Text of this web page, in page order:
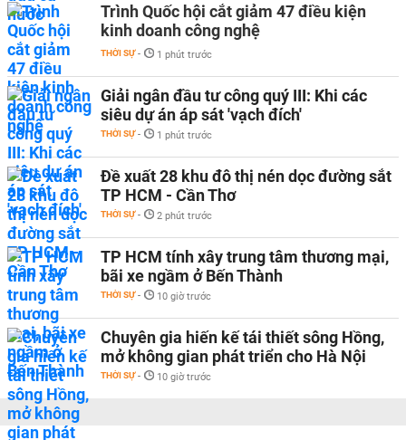
Trình Quốc hội cắt giảm 47 điều kiện
kinh doanh công nghệ
THỜI SỰ - 1 phút trước
Giải ngân đầu tư công quý III: Khi các
siêu dự án áp sát 'vạch đích'
THỜI SỰ - 1 phút trước
Đề xuất 28 khu đô thị nén dọc đường sắt
TP HCM - Cần Thơ
THỜI SỰ - 2 phút trước
TP HCM tính xây trung tâm thương mại,
bãi xe ngầm ở Bến Thành
THỜI SỰ - 10 giờ trước
Chuyên gia hiến kế tái thiết sông Hồng,
mở không gian phát triển cho Hà Nội
THỜI SỰ - 10 giờ trước